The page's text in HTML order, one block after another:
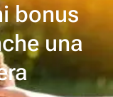
bonus
una